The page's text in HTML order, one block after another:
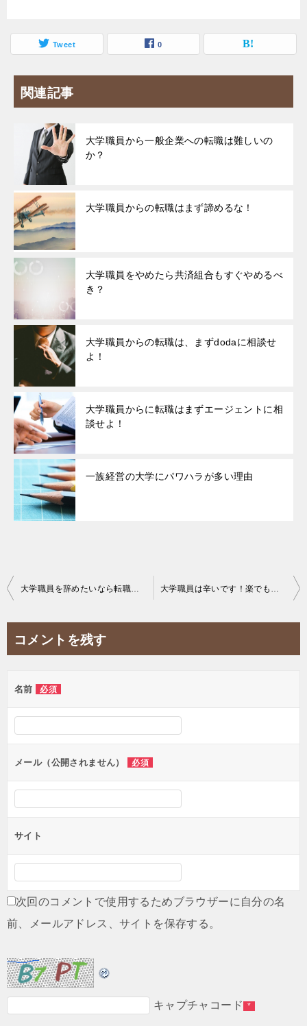
Tweet 0
関連記事
大学職員から一般企業への転職は難しいの
か？
大学職員からの転職はまず諦めるな！
大学職員をやめたら共済組合もすぐやめるべ
き？
大学職員からの転職は、まずdodaに相談せ
よ！
大学職員からに転職はまずエージェントに相
談せよ！
一族経営の大学にパワハラが多い理由
投
ビ
ー
シ
ョ
ン
コメントを残す
名前 必須
メール（公開されません） 必須
サイト
次回のコメントで使用するためブラウザーに自分の名
前、メールアドレス、サイトを保存する。
キャプチャコード *